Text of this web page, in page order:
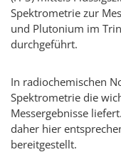
Spektrometrie zur
und Plutonium im
durchgeführt.
In radiochemischen
Spektrometrie die
Messergebnisse
daher hier
bereitgestellt.